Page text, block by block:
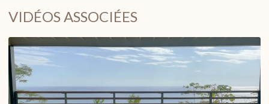
VIDÉOS ASSOCIÉES